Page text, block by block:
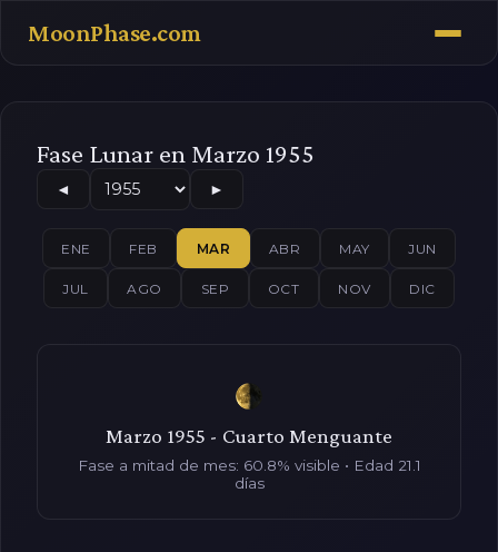
MoonPhase.com
Fase Lunar en Marzo 1955
◄ ►
ENE FEB MAR ABR MAY JUN
JUL AGO SEP OCT NOV DIC
Marzo 1955 - Cuarto Menguante
Fase a mitad de mes: 60.8% visible • Edad 21.1
días